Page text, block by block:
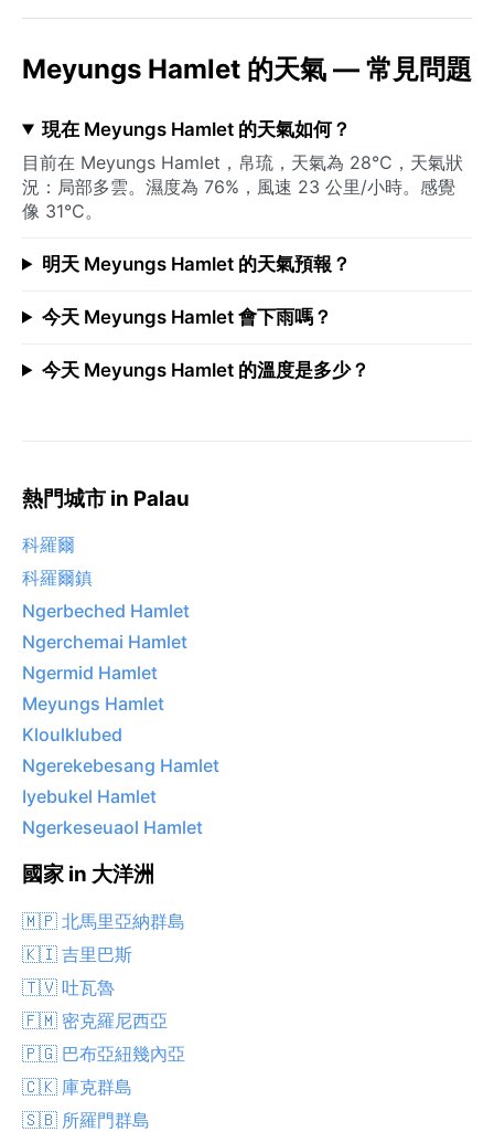
Meyungs Hamlet 的天氣 — 常見問題
現在 Meyungs Hamlet 的天氣如何？
目前在 Meyungs Hamlet，帛琉，天氣為 28°C，天氣狀
況：局部多雲。濕度為 76%，風速 23 公里/小時。感覺
像 31°C。
明天 Meyungs Hamlet 的天氣預報？
今天 Meyungs Hamlet 會下雨嗎？
今天 Meyungs Hamlet 的溫度是多少？
熱門城市 in Palau
科羅爾
科羅爾鎮
Ngerbeched Hamlet
Ngerchemai Hamlet
Ngermid Hamlet
Meyungs Hamlet
Kloulklubed
Ngerekebesang Hamlet
Iyebukel Hamlet
Ngerkeseuaol Hamlet
國家 in 大洋洲
🇲🇵 北馬里亞納群島
🇰🇮 吉里巴斯
🇹🇻 吐瓦魯
🇫🇲 密克羅尼西亞
🇵🇬 巴布亞紐幾內亞
🇨🇰 庫克群島
🇸🇧 所羅門群島